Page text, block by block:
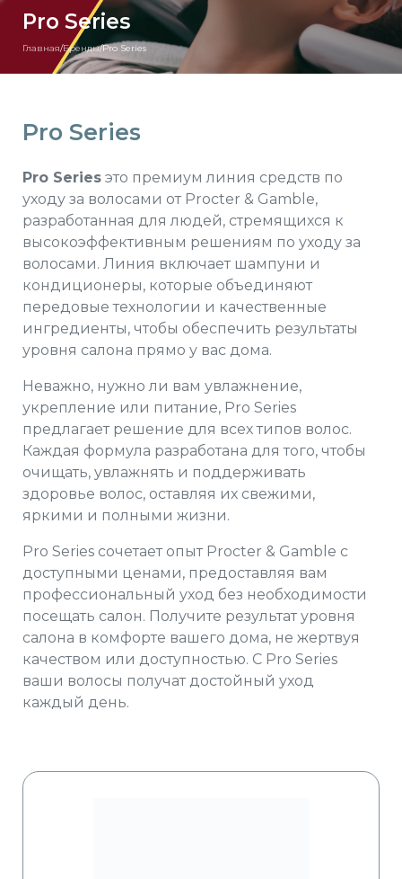
Pro Series
Главная/Бренды/Pro Series
Pro Series
Pro Series это премиум линия средств по
уходу за волосами от Procter & Gamble,
разработанная для людей, стремящихся к
высокоэффективным решениям по уходу за
волосами. Линия включает шампуни и
кондиционеры, которые объединяют
передовые технологии и качественные
ингредиенты, чтобы обеспечить результаты
уровня салона прямо у вас дома.
Неважно, нужно ли вам увлажнение,
укрепление или питание, Pro Series
предлагает решение для всех типов волос.
Каждая формула разработана для того, чтобы
очищать, увлажнять и поддерживать
здоровье волос, оставляя их свежими,
яркими и полными жизни.
Pro Series сочетает опыт Procter & Gamble с
доступными ценами, предоставляя вам
профессиональный уход без необходимости
посещать салон. Получите результат уровня
салона в комфорте вашего дома, не жертвуя
качеством или доступностью. С Pro Series
ваши волосы получат достойный уход
каждый день.